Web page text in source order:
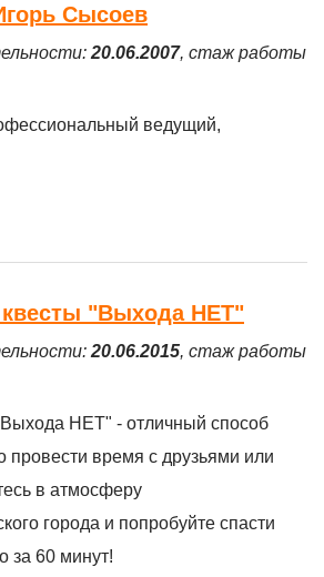
Сысоев
20.06.2007, стаж работы
ведущий,
"Выхода НЕТ"
20.06.2015, стаж работы
НЕТ" - отличный способ
провести время с друзьями или
в атмосферу
города и попробуйте спасти
за 60 минут!